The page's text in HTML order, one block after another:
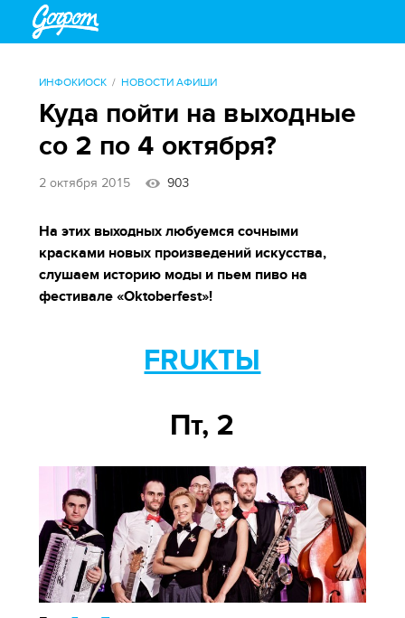
ИНФОКИОСК НОВОСТИ АФИШИ
Куда пойти на выходные
со 2 по 4 октября?
2 октября 2015 903
На этих выходных любуемся сочными
красками новых произведений искусства,
слушаем историю моды и пьем пиво на
фестивале «Oktoberfest»!
FRUKTЫ
Пт, 2